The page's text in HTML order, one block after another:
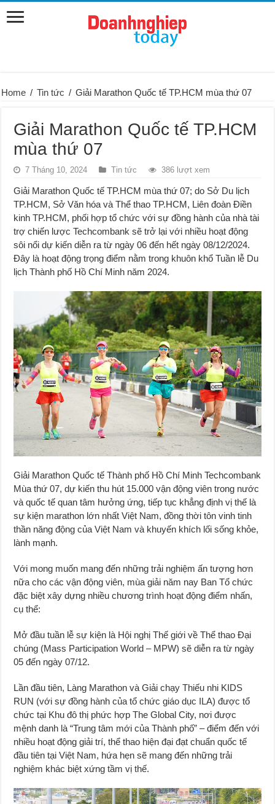
Home / Tin tức / Giải Marathon Quốc tế TP.HCM mùa thứ 07
Giải Marathon Quốc tế TP.HCM
mùa thứ 07
7 Tháng 10, 2024 Tin tức 386 lượt xem
Giải Marathon Quốc tế TP.HCM mùa thứ 07; do Sở Du lịch
TP.HCM, Sở Văn hóa và Thể thao TP.HCM, Liên đoàn Điền
kinh TP.HCM, phối hợp tổ chức với sự đồng hành của nhà tài
trợ chiến lược Techcombank sẽ trở lại với nhiều hoạt động
sôi nổi dự kiến diễn ra từ ngày 06 đến hết ngày 08/12/2024.
Đây là hoạt động trọng điểm nằm trong khuôn khổ Tuần lễ Du
lịch Thành phố Hồ Chí Minh năm 2024.
Giải Marathon Quốc tế Thành phố Hồ Chí Minh Techcombank
Mùa thứ 07, dự kiến thu hút 15.000 vận động viên trong nước
và quốc tế quan tâm hưởng ứng, tiếp tục khẳng định vị thế là
sự kiện marathon lớn nhất Việt Nam, đồng thời tôn vinh tinh
thần năng động của Việt Nam và khuyến khích lối sống khỏe,
lành mạnh.
Với mong muốn mang đến những trải nghiệm ấn tượng hơn
nữa cho các vận động viên, mùa giải năm nay Ban Tổ chức
đặc biệt xây dựng nhiều chương trình hoạt động điểm nhấn,
cụ thể:
Mở đầu tuần lễ sự kiện là Hội nghị Thế giới về Thể thao Đại
chúng (Mass Participation World – MPW) sẽ diễn ra từ ngày
05 đến ngày 07/12.
Lần đầu tiên, Làng Marathon và Giải chạy Thiếu nhi KIDS
RUN (với sự đồng hành của tổ chức giáo dục ILA) được tổ
chức tại Khu đô thị phức hợp The Global City, nơi được
mệnh danh là “Trung tâm mới của Thành phố” – điểm đến với
nhiều hoạt động giải trí, thể thao hiện đại đạt chuẩn quốc tế
đầu tiên tại Việt Nam, hứa hẹn sẽ mang đến những trải
nghiệm khác biệt xứng tầm vị thế.